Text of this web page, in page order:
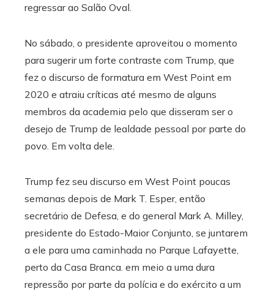
regressar ao Salão Oval.
No sábado, o presidente aproveitou o momento
para sugerir um forte contraste com Trump, que
fez o discurso de formatura em West Point em
2020 e atraiu críticas até mesmo de alguns
membros da academia pelo que disseram ser o
desejo de Trump de lealdade pessoal por parte do
povo. Em volta dele.
Trump fez seu discurso em West Point poucas
semanas depois de Mark T. Esper, então
secretário de Defesa, e do general Mark A. Milley,
presidente do Estado-Maior Conjunto, se juntarem
a ele para uma caminhada no Parque Lafayette,
perto da Casa Branca. em meio a uma dura
repressão por parte da polícia e do exército a um